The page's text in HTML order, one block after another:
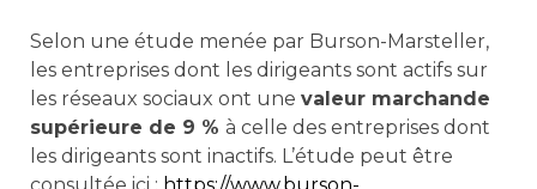
Selon une étude menée par Burson-Marsteller,
les entreprises dont les dirigeants sont actifs sur
les réseaux sociaux ont une valeur marchande
supérieure de 9 % à celle des entreprises dont
les dirigeants sont inactifs. L’étude peut être